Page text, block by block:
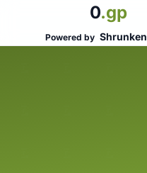
0.gp
Powered by Shrunken